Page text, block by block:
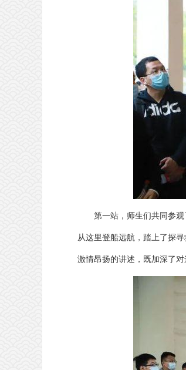
第一站，师生们共同参
从这里登船远航，踏上了探
激情昂扬的讲述，既加深了